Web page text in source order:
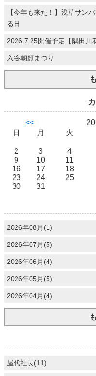
【今年も来た！】浅草サン
る日
2026.7.25開催予定【隅田川
入谷朝顔まつり
<<
日
月 火
2
3 4
9
10 11
16
17 18
23
24 25
30
31
2026年08月(1)
2026年07月(5)
2026年06月(4)
2026年05月(5)
2026年04月(4)
屋代社長(11)